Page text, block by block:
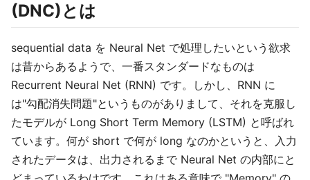
(DNC)とは
sequential data を Neural Net で処理したいという欲求
は昔からあるようで、一番スタンダードなものは
Recurrent Neural Net (RNN) です。しかし、RNN に
は"勾配消失問題"というものがありまして、それを克服し
たモデルが Long Short Term Memory (LSTM) と呼ばれ
ています。何が short で何が long なのかというと、入力
されたデータは、出力されるまで Neural Net の内部にと